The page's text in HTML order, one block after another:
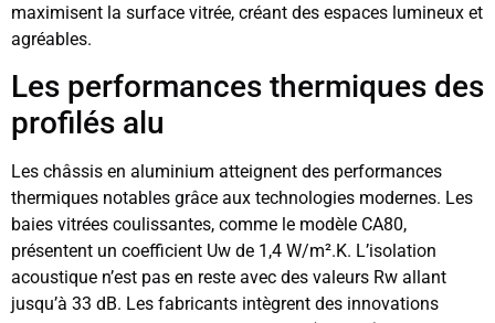
maximisent la surface vitrée, créant des espaces lumineux et
agréables.
Les performances thermiques des
profilés alu
Les châssis en aluminium atteignent des performances
thermiques notables grâce aux technologies modernes. Les
baies vitrées coulissantes, comme le modèle CA80,
présentent un coefficient Uw de 1,4 W/m².K. L’isolation
acoustique n’est pas en reste avec des valeurs Rw allant
jusqu’à 33 dB. Les fabricants intègrent des innovations